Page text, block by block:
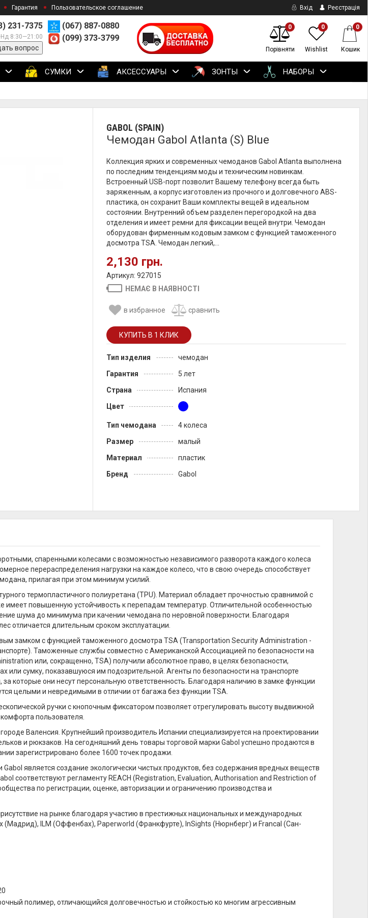
Гарантия Пользовательское соглашение Вхід Реєстрація
231-7375
8:30—21:00
вопрос
(067) 887-0880
(099) 373-3799
0
Порівняти
0
Wishlist
0
Кошик
СУМКИ АКСЕССУАРЫ ЗОНТЫ НАБОРЫ
GABOL (SPAIN)
Чемодан Gabol Atlanta (S) Blue
Коллекция ярких и современных чемоданов Gabol Atlanta выполнена
по последним тенденциям моды и техническим новинкам.
Встроенный USB-порт позволит Вашему телефону всегда быть
заряженным, а корпус изготовлен из прочного и долговечного ABS-
пластика, он сохранит Ваши комплекты вещей в идеальном
состоянии. Внутренний объем разделен перегородкой на два
отделения и имеет ремни для фиксации вещей внутри. Чемодан
оборудован фирменным кодовым замком с функцией таможенного
досмотра TSA. Чемодан легкий,...
2,130 грн.
Артикул: 927015
НЕМАЄ В НАЯВНОСТІ
в избранное сравнить
Тип изделия
чемодан
Гарантия
5 лет
Страна
Испания
Цвет
Тип чемодана
4 колеса
Размер
малый
Материал
пластик
Бренд
Gabol
спаренными колесами с возможностью независимого разворота каждого колеса
перераспределения нагрузки на каждое колесо, что в свою очередь способствует
прилагая при этом минимум усилий.
термопластичного полиуретана (TPU). Материал обладает прочностью сравнимой с
имеет повышенную устойчивость к перепадам температур. Отличительной особенностью
шума до минимума при качении чемодана по неровной поверхности. Благодаря
отличается длительным сроком эксплуатации.
замком с функцией таможенного досмотра TSA (Transportation Security Administration -
Таможенные службы совместно с Американской Ассоциацией по безопасности на
или, сокращенно, TSA) получили абсолютное право, в целях безопасности,
или сумку, показавшуюся им подозрительной. Агенты по безопасности на транспорте
которые они несут персональную ответственность. Благодаря наличию в замке функции
целыми и невредимыми в отличии от багажа без функции TSA.
ручки с кнопочным фиксатором позволяет отрегулировать высоту выдвижной
пользователя.
Валенсия. Крупнейший производитель Испании специализируется на проектировании
и рюкзаков. На сегодняшний день товары торговой марки Gabol успешно продаются в
зарегистрировано более 1600 точек продажи.
является создание экологически чистых продуктов, без содержания вредных веществ
соответствуют регламенту REACH (Registration, Evaluation, Authorisation and Restriction of
по регистрации, оценке, авторизации и ограничению производства и
на рынке благодаря участию в престижных национальных и международных
(Мадрид), ILM (Оффенбах), Paperworld (Франкфурте), InSights (Нюрнберг) и Francal (Сан-
полимер, отличающийся долговечностью и стойкостью ко многим агрессивным